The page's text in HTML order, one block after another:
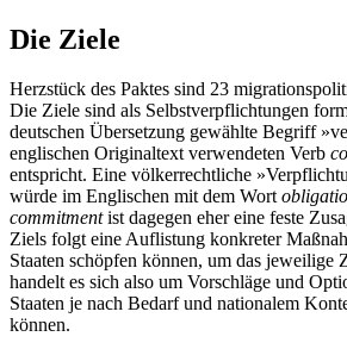
Die Ziele
Herzstück des Paktes sind 23 migrationspoli­
Die Ziele sind als Selbstverpflichtungen
deutschen Übersetzung gewählte Be­griff
englischen Origi­naltext verwendeten Verb
entspricht. Eine völkerrechtliche
würde im Englischen mit dem Wort
commitmentist dagegen eher eine feste
Ziels folgt eine Auflistung konkreter
Staaten schöpfen können, um das jeweilige
han­delt es sich also um Vorschläge und
Staaten je nach Bedarf und nationalem
können.